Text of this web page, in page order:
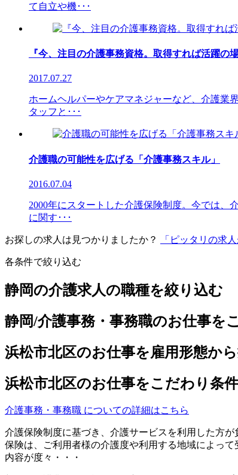
て自立や機･･･
『今、注目の介護事務資格。取得すれば活躍の
2017.07.27
ホームヘルパーやケアマネジャーなど、介護業
タッフと･･･
介護職の可能性を広げる「介護事務スキル」
2016.07.04
2000年にスタートした介護保険制度。今では
に関す･･･
お探しの求人は見つかりましたか？ 「ピッタリの求
各条件で絞り込む
静岡の介護求人の職種を絞り込む
静岡/介護事務・事務職のお仕事を
浜松市北区のお仕事を雇用形態か
浜松市北区のお仕事をこだわり条
介護事務・事務職 についての詳細はこちら
介護保険制度に基づき、介護サービスを利用した方
保険は、ご利用者様の介護度や利用する地域によっ
内容が度々・・・